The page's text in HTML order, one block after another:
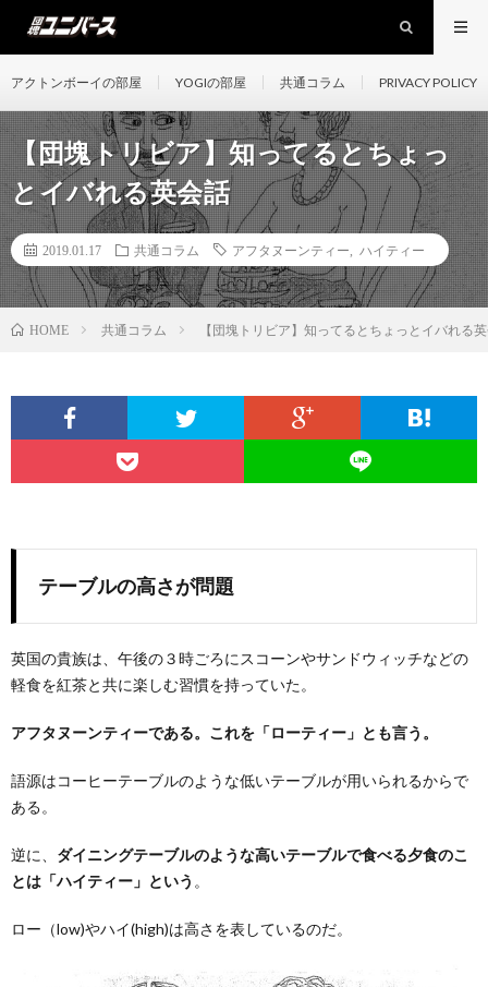
アクトンボーイの部屋 YOGIの部屋 共通コラム PRIVACY POLICY
【団塊トリビア】知ってるとちょっ
とイバれる英会話
2019.01.17 共通コラム アフタヌーンティー ハイティー
HOME 共通コラム 【団塊トリビア】知ってるとちょっとイバれる
テーブルの高さが問題
英国の貴族は、午後の３時ごろにスコーンやサンドウィッチなどの
軽食を紅茶と共に楽しむ習慣を持っていた。
アフタヌーンティーである。これを「ローティー」とも言う。
語源はコーヒーテーブルのような低いテーブルが用いられるからで
ある。
逆に、 ダイニングテーブルのような高いテーブルで食べる夕食のこ
とは「ハイティー」という 。
ロー（low)やハイ(high)は高さを表しているのだ。